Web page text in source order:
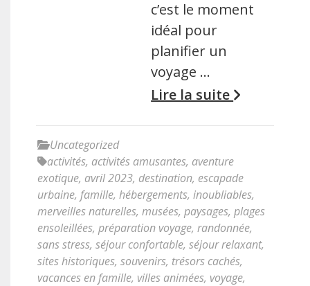
c’est le moment
idéal pour
planifier un
voyage …
Lire la suite
Uncategorized
activités, activités amusantes, aventure
exotique, avril 2023, destination, escapade
urbaine, famille, hébergements, inoubliables,
merveilles naturelles, musées, paysages, plages
ensoleillées, préparation voyage, randonnée,
sans stress, séjour confortable, séjour relaxant,
sites historiques, souvenirs, trésors cachés,
vacances en famille, villes animées, voyage,